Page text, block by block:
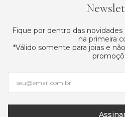
Fique por dentro das
na primeira
*Válido somente para joias e